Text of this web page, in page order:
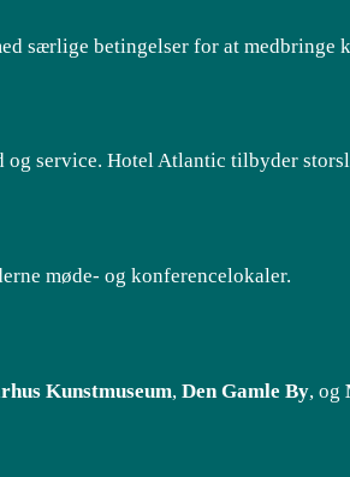
særlige betingelser for at medbringe
service. Hotel Atlantic tilbyder
møde- og konferencelokaler.
Kunstmuseum, Den Gamle By, og